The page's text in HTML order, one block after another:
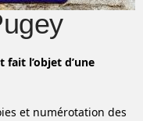
fait l’objet d’une
et numérotation des